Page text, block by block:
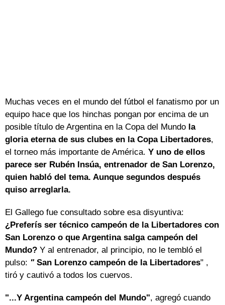
Muchas veces en el mundo del fútbol el fanatismo por un
equipo hace que los hinchas pongan por encima de un
posible título de Argentina en la Copa del Mundo la
gloria eterna de sus clubes en la Copa Libertadores,
el torneo más importante de América. Y uno de ellos
parece ser Rubén Insúa, entrenador de San Lorenzo,
quien habló del tema. Aunque segundos después
quiso arreglarla.
El Gallego fue consultado sobre esa disyuntiva:
¿Preferís ser técnico campeón de la Libertadores con
San Lorenzo o que Argentina salga campeón del
Mundo? Y al entrenador, al principio, no le tembló el
pulso: "San Lorenzo campeón de la Libertadores" ,
tiró y cautivó a todos los cuervos.
"...Y Argentina campeón del Mundo", agregó cuando